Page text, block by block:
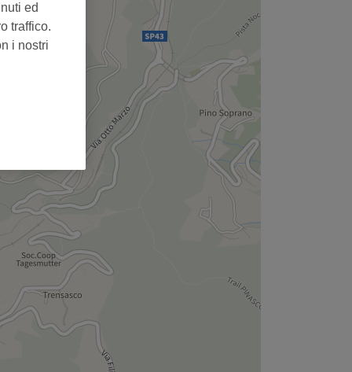
ed
traffico.
i nostri